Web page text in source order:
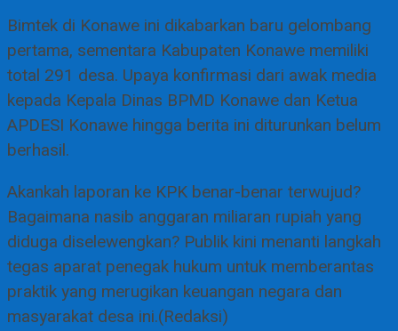
Bimtek di Konawe ini dikabarkan baru gelombang
pertama, sementara Kabupaten Konawe memiliki
total 291 desa. Upaya konfirmasi dari awak media
kepada Kepala Dinas BPMD Konawe dan Ketua
APDESI Konawe hingga berita ini diturunkan belum
berhasil.
Akankah laporan ke KPK benar-benar terwujud?
Bagaimana nasib anggaran miliaran rupiah yang
diduga diselewengkan? Publik kini menanti langkah
tegas aparat penegak hukum untuk memberantas
praktik yang merugikan keuangan negara dan
masyarakat desa ini.(Redaksi)